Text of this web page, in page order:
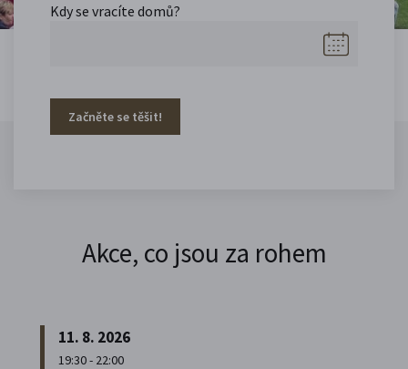
Kdy se vracíte domů?
Začněte se těšit!
Akce, co jsou za rohem
11. 8. 2026
19:30 - 22:00